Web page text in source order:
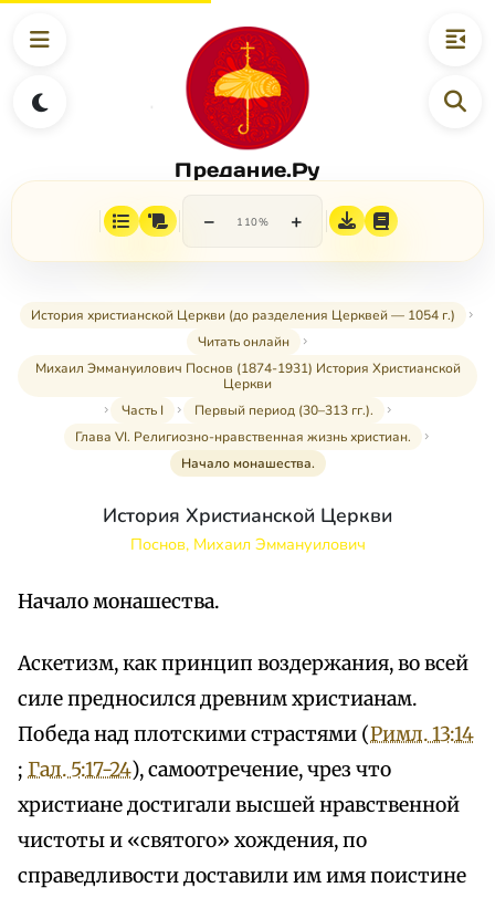
Предание.Ру
− 110% +
История христианской Церкви (до разделения Церквей — 1054 г.)
Читать онлайн
Михаил Эммануилович Поснов (1874-1931) История Христианской
Церкви
Часть I
Первый период (30–313 гг.).
Глава VI. Религиозно-нравственная жизнь христиан.
Начало монашества.
История Христианской Церкви
Поснов, Михаил Эммануилович
Начало монашества.
Аскетизм, как принцип воздержания, во всей
силе предносился древним христианам.
Победа над плотскими страстями (Римл. 13:14
; Гал. 5:17-24), самоотречение, чрез что
христиане достигали высшей нравственной
чистоты и «святого» хождения, по
справедливости доставили им имя поистине